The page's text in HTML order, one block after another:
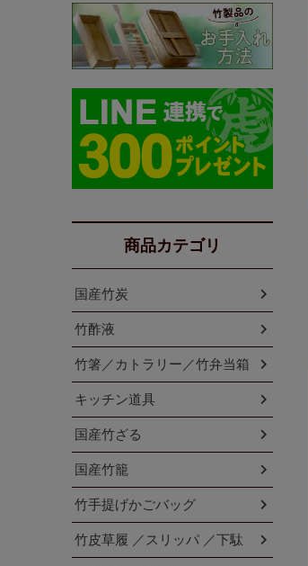
商品カテゴリ
国産竹炭
竹酢液
竹箸／カトラリー／竹弁当箱
キッチン道具
国産竹ざる
国産竹籠
竹手提げかごバッグ
竹皮草履 ／スリッパ ／下駄